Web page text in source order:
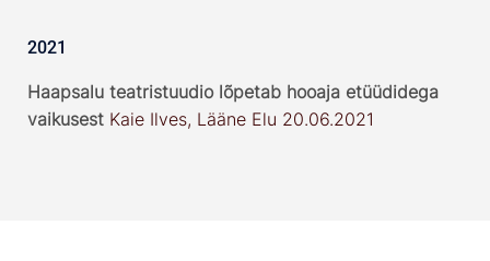
2021
Haapsalu teatristuudio lõpetab hooaja etüüdidega
vaikusest Kaie Ilves, Lääne Elu 20.06.2021